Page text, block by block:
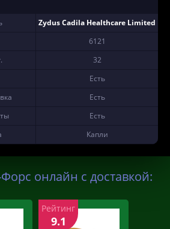
Zydus Cadila Healthcare Limited
6121
32
Есть
Есть
Есть
Капли
онлайн с доставкой:
Рейтинг
9.1